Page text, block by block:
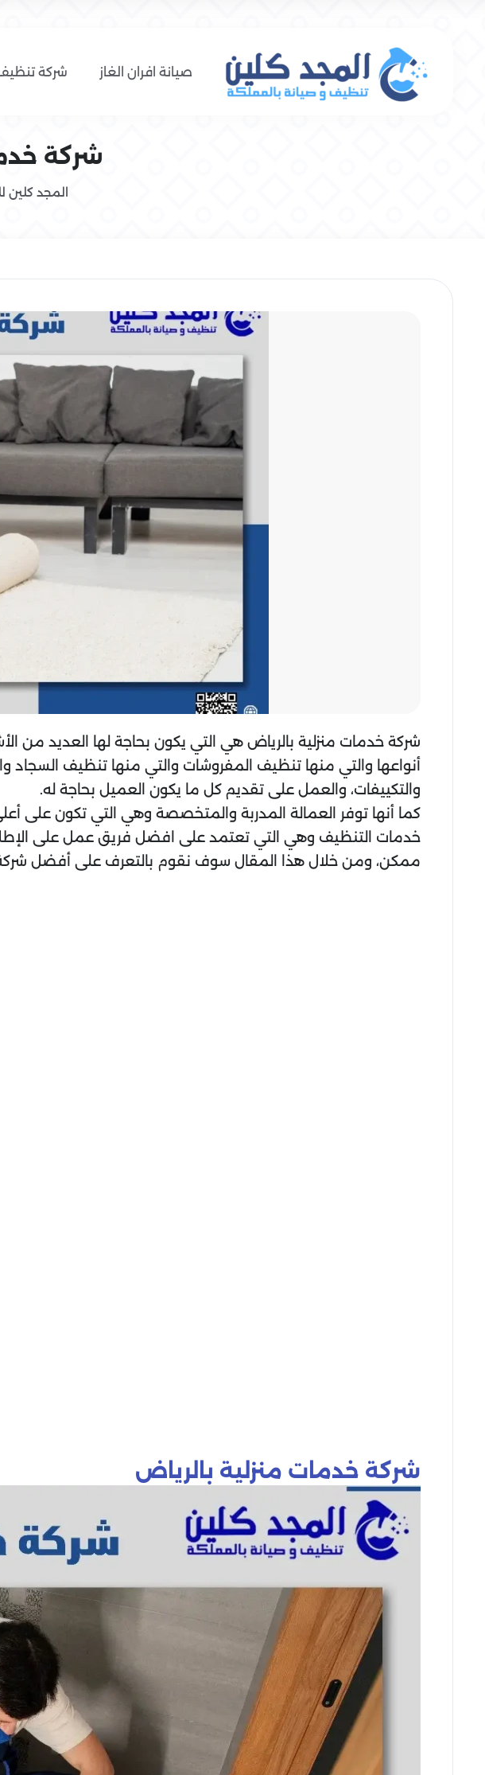
صيانة افران الغاز شركة
شركة
المجد كلين
شركة خدمات منزلية بالرياض هي التي يكون بحاجة لها العديد من
أنواعها والتي منها تنظيف المفروشات والتي منها تنظيف السجاد
والتكييفات، والعمل على تقديم كل ما يكون العميل بحاجة له.
كما أنها توفر العمالة المدربة والمتخصصة وهي التي تكون على
خدمات التنظيف وهي التي تعتمد على افضل فريق عمل على
ممكن، ومن خلال هذا المقال سوف نقوم بالتعرف على أفضل شركة
شركة خدمات منزلية بالرياض